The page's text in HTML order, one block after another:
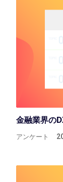
金融業界の
アンケート